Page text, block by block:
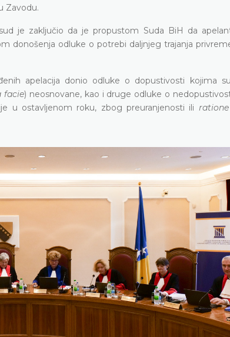
Zavodu.
je zaključio da je propustom Suda BiH da
donošenja odluke o potrebi daljnjeg trajanja
apelacija donio odluke o dopustivosti kojima
facie) neosnovane, kao i druge odluke o
u ostavljenom roku, zbog preuranjenosti ili